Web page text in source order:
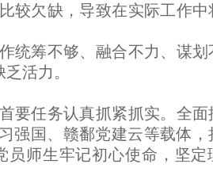
较欠缺，导致在实际工作中
统筹不够、融合不力、谋划
活力。
要任务认真抓紧抓实。全面
强国、赣鄱党建云等载体，
员师生牢记初心使命，坚定